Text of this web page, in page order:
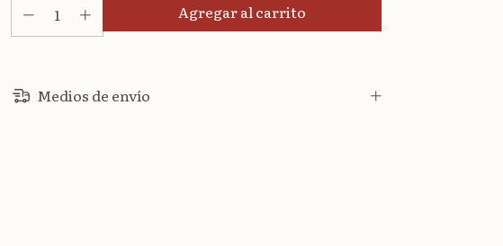
Medios de envío